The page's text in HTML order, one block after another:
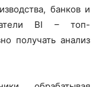
банков и
BI – топ-
получать анализ